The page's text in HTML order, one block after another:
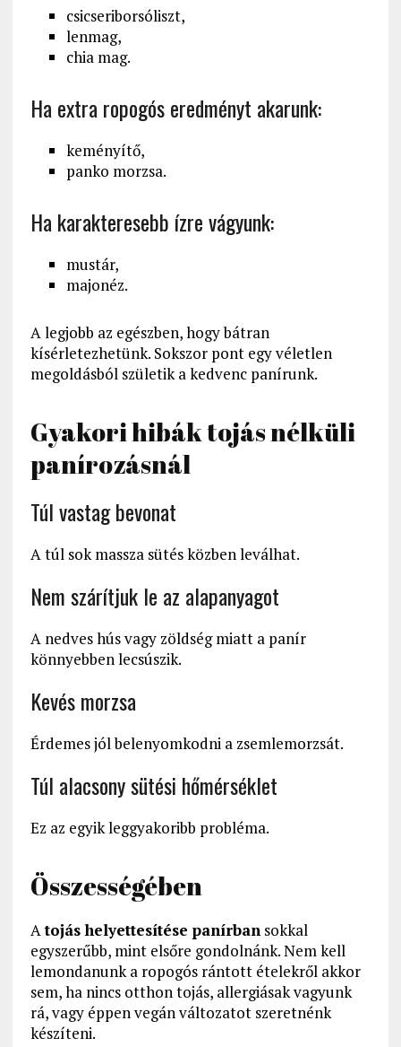
csicseriborsóliszt,
lenmag,
chia mag.
Ha extra ropogós eredményt akarunk:
keményítő,
panko morzsa.
Ha karakteresebb ízre vágyunk:
mustár,
majonéz.
A legjobb az egészben, hogy bátran
kísérletezhetünk. Sokszor pont egy véletlen
megoldásból születik a kedvenc panírunk.
Gyakori hibák tojás nélküli
panírozásnál
Túl vastag bevonat
A túl sok massza sütés közben leválhat.
Nem szárítjuk le az alapanyagot
A nedves hús vagy zöldség miatt a panír
könnyebben lecsúszik.
Kevés morzsa
Érdemes jól belenyomkodni a zsemlemorzsát.
Túl alacsony sütési hőmérséklet
Ez az egyik leggyakoribb probléma.
Összességében
Atojás helyettesítése panírbansokkal
egyszerűbb, mint elsőre gondolnánk. Nem kell
lemondanunk a ropogós rántott ételekről akkor
sem, ha nincs otthon tojás, allergiásak vagyunk
rá, vagy éppen vegán változatot szeretnénk
készíteni.